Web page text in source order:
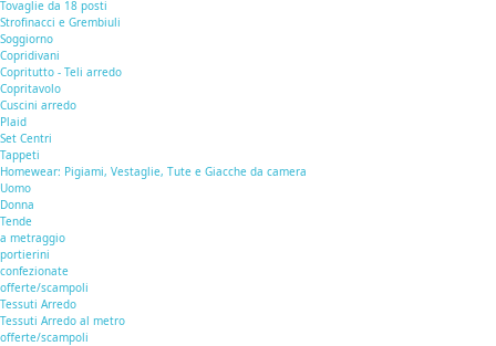
Tovaglie da 18 posti
Strofinacci e Grembiuli
Soggiorno
Copridivani
Copritutto - Teli arredo
Copritavolo
Cuscini arredo
Plaid
Set Centri
Tappeti
Homewear: Pigiami, Vestaglie, Tute e Giacche da camera
Uomo
Donna
Tende
a metraggio
portierini
confezionate
offerte/scampoli
Tessuti Arredo
Tessuti Arredo al metro
offerte/scampoli